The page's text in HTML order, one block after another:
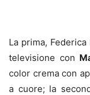
La prima,
televisione con
color crema con
a cuore; la